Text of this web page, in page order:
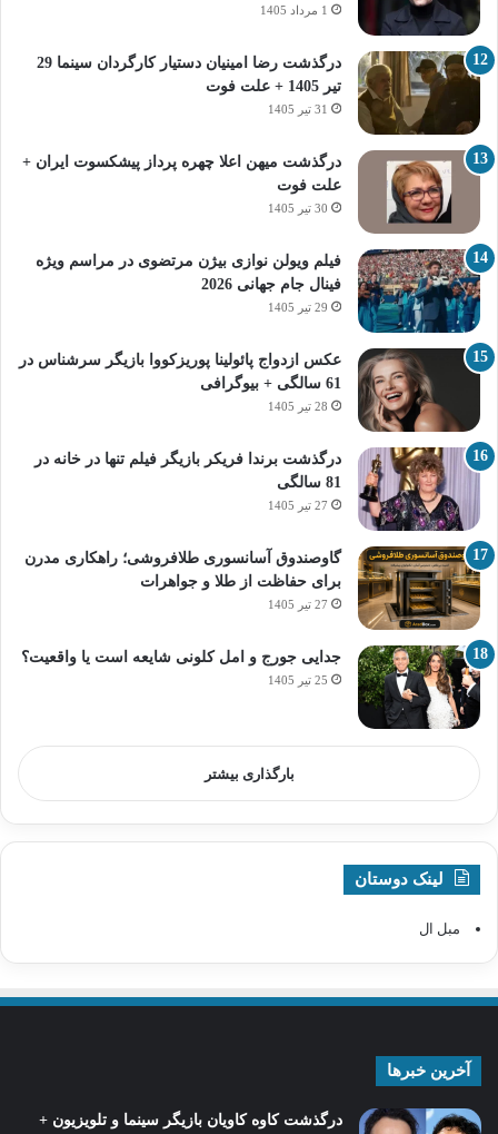
1 مرداد 1405
درگذشت رضا امینیان دستیار کارگردان سینما 29
تیر 1405 + علت فوت
31 تیر 1405
درگذشت میهن اعلا چهره پرداز پیشکسوت ایران +
علت فوت
30 تیر 1405
فیلم ویولن نوازی بیژن مرتضوی در مراسم ویژه
فینال جام جهانی 2026
29 تیر 1405
عکس ازدواج پائولینا پوریزکووا بازیگر سرشناس در
61 سالگی + بیوگرافی
28 تیر 1405
درگذشت برندا فریکر بازیگر فیلم تنها در خانه در
81 سالگی
27 تیر 1405
گاوصندوق آسانسوری طلافروشی؛ راهکاری مدرن
برای حفاظت از طلا و جواهرات
27 تیر 1405
جدایی جورج و امل کلونی شایعه است یا واقعیت؟
25 تیر 1405
بارگذاری بیشتر
لینک دوستان
مبل ال
آخرین خبرها
درگذشت کاوه کاویان بازیگر سینما و تلویزیون +